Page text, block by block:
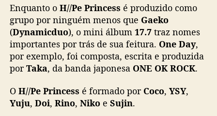
r
u
z
i
d
p
Enquanto o H//Pe Princess é produzido como
grupo por ninguém menos que Gaeko
(Dynamicduo), o mini álbum 17.7 traz nomes
importantes por trás de sua feitura. One Day,
por exemplo, foi composta, escrita e produzida
porTaka, da banda japonesa ONE OK ROCK.
O H//Pe Princess é formado porCoco, YSY,
Yuju, Doi, Rino, Niko e Sujin.